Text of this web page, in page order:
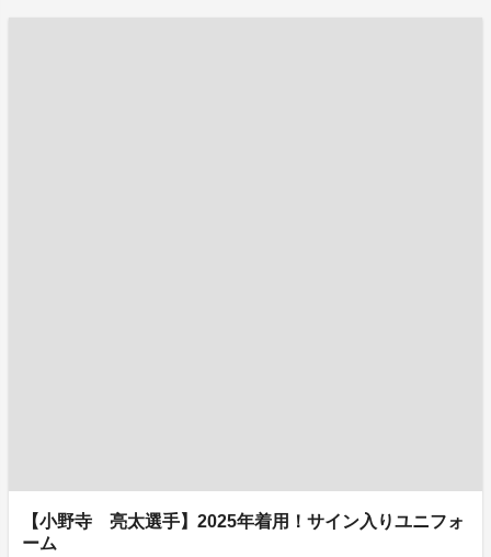
【小野寺 亮太選手】2025年着用！サイン入りユニフォ
ーム